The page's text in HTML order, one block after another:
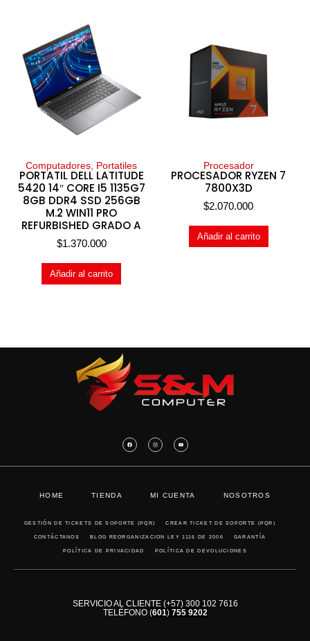
Computadores, Portatiles
PORTATIL DELL LATITUDE
5420 14″ CORE I5 1135G7
8GB DDR4 SSD 256GB
M.2 WIN11 PRO
REFURBISHED GRADO A
$1.370.000
Añadir al carrito
Procesador
PROCESADOR RYZEN 7
7800X3D
$2.070.000
Añadir al carrito
HOME TIENDA MI CUENTA NOSOTROS
GESTIÓN DE TICKETS DE SOPORTE (PQR) CREAR TICKET DE SOPORTE (PQR)
CONTÁCTANOS BLOG REORGANIZACION LEY 1116 DE 2006 GARANTÍA
POLÍTICA DE PRIVACIDAD POLÍTICA DE DEVOLUCIONES
SERVICIO AL CLIENTE (+57) 300 102 7616
TELÉFONO (601) 755 9202